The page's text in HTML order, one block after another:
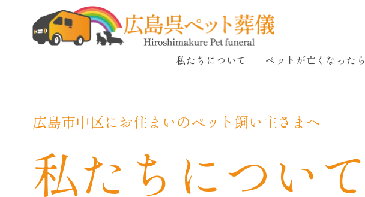
私たちについて ペットが亡くなったら
広島市中区にお住まいのペット飼い主さまへ
私たちについて